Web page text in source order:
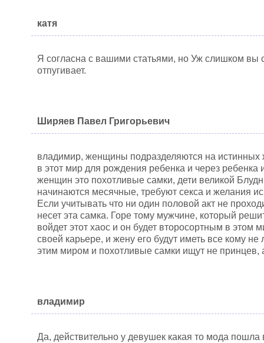
катя
Я согласна с вашими статьями, но Уж слишком вы
отпугивает.
Ширяев Павел Григорьевич
владимир, женщины подразделяются на
в этот мир для рождения ребенка и через ребенка
женщин это похотливые самки, дети великой
начинаются месячные, требуют секса и желания
Если учитывать что ни один половой акт не
несет эта самка. Горе тому мужчине, который
войдет этот хаос и он будет второсортным в этом
своей карьере, и жену его будут иметь все кому
этим миром и похотливые самки ищут не принцев,
владимир
Да, действительно у девушек какая то мода